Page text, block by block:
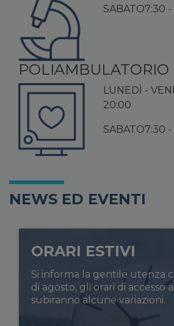
SABATO7:30 -
POLIAMBULATORIO
LUNEDÌ -
20:00
SABATO7:30 -
NEWS ED EVENTI
ORARI ESTIVI
Si informa la gentile utenza
di agosto, gli orari di accesso
subiranno alcune variazioni.